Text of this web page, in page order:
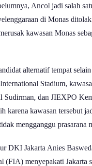
Ancol jadi salah
di Monas
kawasan Monas
alternatif tempat
Stadium,
Sudirman, dan JIEXPO
karena kawasan tersebut
mengganggu prasarana
DKI Jakarta Anies
(FIA) menyepakati Jakarta